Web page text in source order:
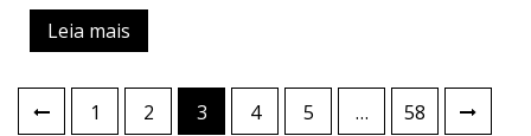
Leia mais
Paginação
1 2 3 4 5 … 58